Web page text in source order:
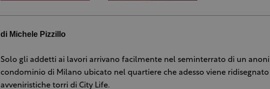
di Michele Pizzillo
Solo gli addetti ai lavori arrivano facilmente nel seminterrato di un
condominio di Milano ubicato nel quartiere che adesso viene
avveniristiche torri di City Life.